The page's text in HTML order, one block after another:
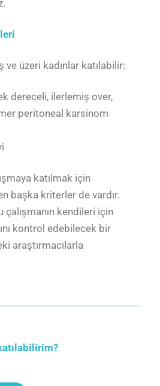
ve üzeri kadınlar katılabilir:
dereceli, ilerlemiş over,
peritoneal karsinom
katılmak için
başka kriterler de vardır.
çalışmanın kendileri için
kontrol edebilecek bir
araştırmacılarla